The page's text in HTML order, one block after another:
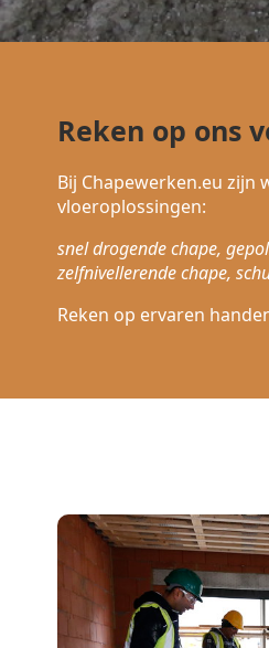
Reken op ons
Bij Chapewerken.eu zijn
vloeroplossingen:
snel drogende chape,
zelfnivellerende chape,
Reken op ervaren